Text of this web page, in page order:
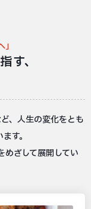
す、
、人生の変化をとも
す。
めざして展開してい